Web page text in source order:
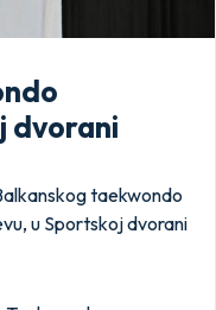
dvorani
taekwondo
u Sportskoj dvorani